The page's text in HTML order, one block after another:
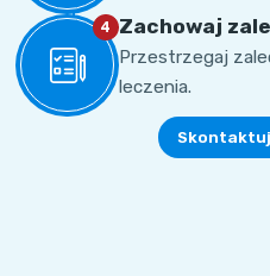
4 Zachowaj
Przestrzegaj
leczenia.
Skontaktuj